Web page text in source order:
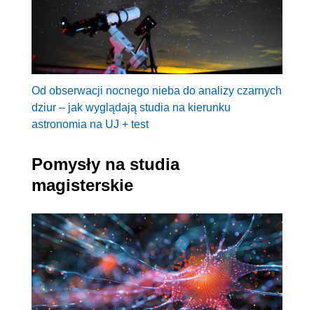
Od obserwacji nocnego nieba do analizy czarnych
dziur – jak wyglądają studia na kierunku
astronomia na UJ + test
Pomysły na studia
magisterskie